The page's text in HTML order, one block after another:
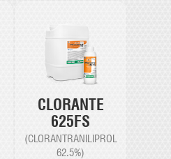
CLORANTE
625FS
(CLORANTRANILIPROL
62.5%)